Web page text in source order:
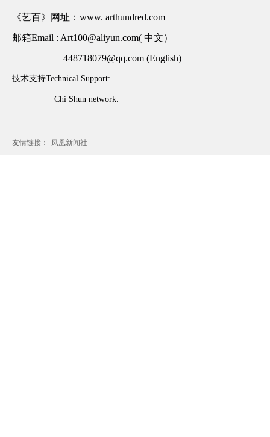
《艺百》网址：www. arthundred.com
邮箱Email : Art100@aliyun.com( 中文）
448718079@qq.com (English)
技术支持Technical Support:
Chi Shun network.
友情链接： 凤凰新闻社